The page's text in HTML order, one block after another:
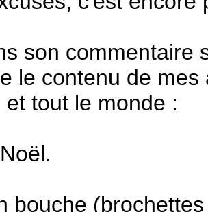
son
le contenu de
et tout le monde :
bouche